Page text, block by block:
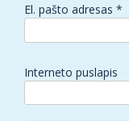
El. pašto adresas *
Interneto puslapis